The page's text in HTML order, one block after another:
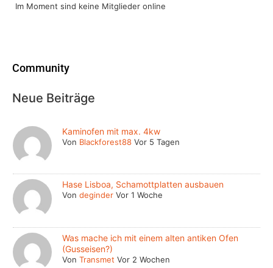
Im Moment sind keine Mitglieder online
Community
Neue Beiträge
Kaminofen mit max. 4kw
Von Blackforest88 Vor 5 Tagen
Hase Lisboa, Schamottplatten ausbauen
Vondeginder Vor 1 Woche
Was mache ich mit einem alten antiken Ofen
(Gusseisen?)
VonTransmet Vor 2 Wochen